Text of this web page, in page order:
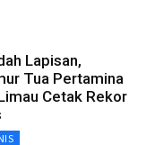
Lapisan,
Tua Pertamina
Cetak Rekor